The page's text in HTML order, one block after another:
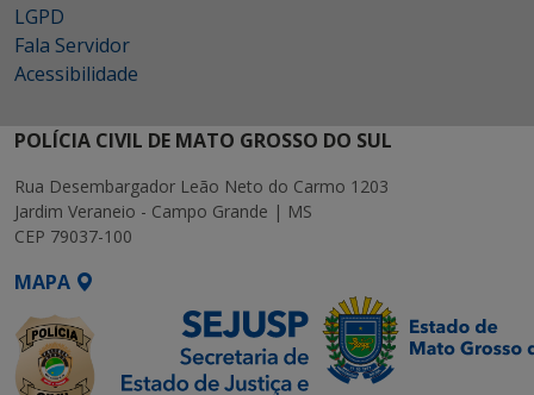
LGPD
Fala Servidor
Acessibilidade
POLÍCIA CIVIL DE MATO GROSSO DO SUL
Rua Desembargador Leão Neto do Carmo 1203
Jardim Veraneio - Campo Grande | MS
CEP 79037-100
MAPA